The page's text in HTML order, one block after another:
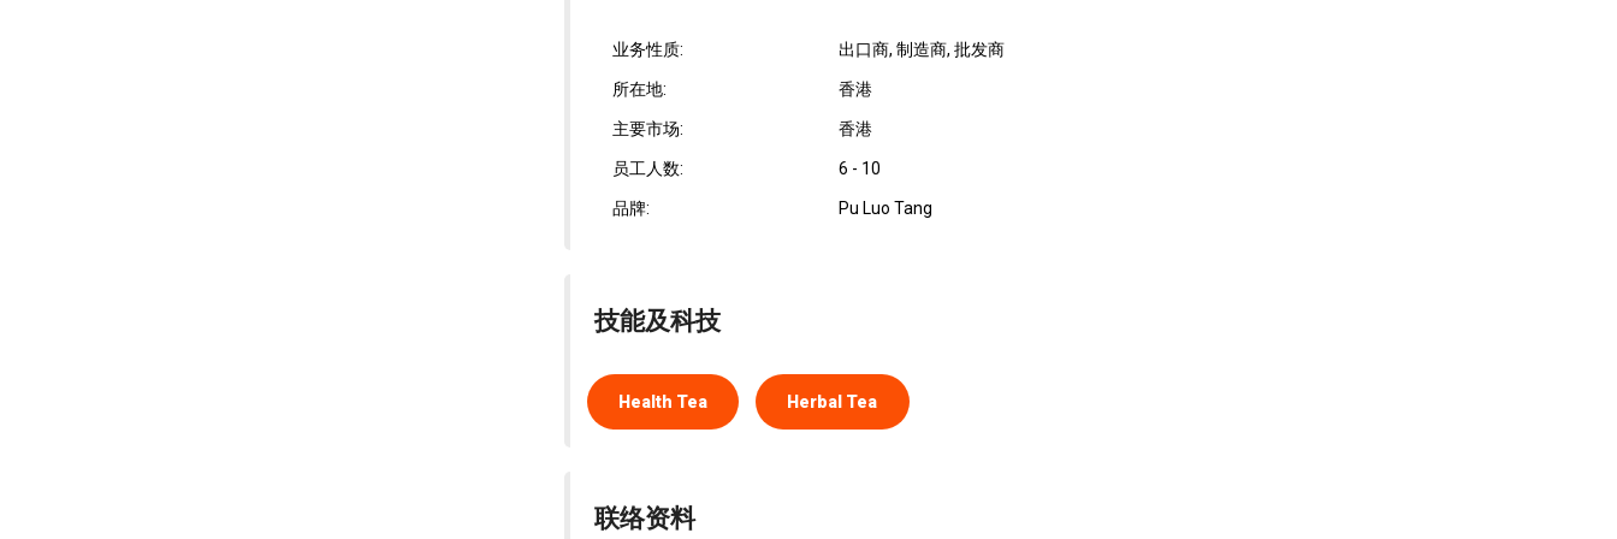
业务性质: 出口商, 制造商, 批发商
所在地: 香港
主要市场: 香港
员工人数: 6 - 10
品牌: Pu Luo Tang
技能及科技
Health Tea Herbal Tea
联络资料